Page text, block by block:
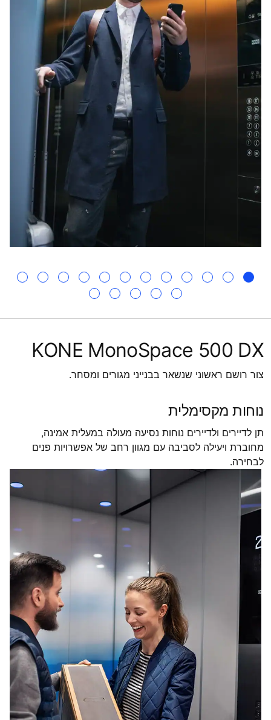
KONE MonoSpace 500 DX
צור רושם ראשוני שנשאר בבנייני מגורים ומסחר.
נוחות מקסימלית
תן לדיירים ולדיירים נוחות נסיעה מעולה במעלית אמינה,
מחוברת ויעילה לסביבה עם מגוון רחב של אפשרויות פנים
לבחירה.